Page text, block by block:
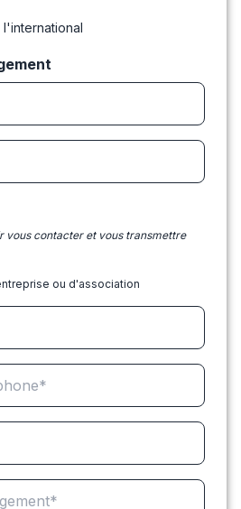
vous contacter et vous transmettre
ou d'association